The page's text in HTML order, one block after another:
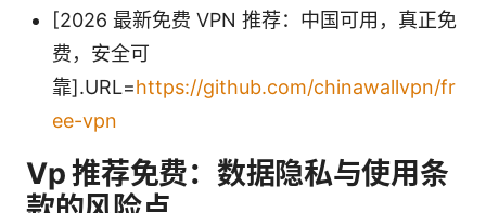
[2026 最新免费 VPN 推荐：中国可用，真正免
费，安全可
靠].URL=https://github.com/chinawallvpn/fr
ee-vpn
Vp 推荐免费：数据隐私与使用条